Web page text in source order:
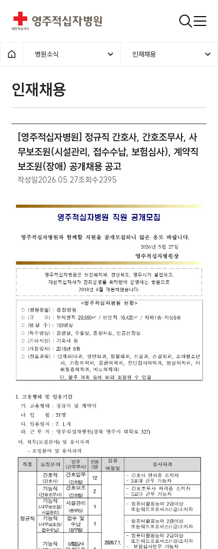
영주적십자병원 검색창
홈으로
병원소식 인재채용
인재채용
[영주적십자병원] 정규직 간호사, 간호조무사, 사
무보조원(시설관리, 접수수납, 보험심사), 계약직
보조원(장애) 공개채용 공고
작성일2026.05.27조회수2395